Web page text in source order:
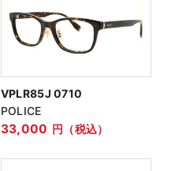
VPLR85J 0710
POLICE
33,000 円（税込）